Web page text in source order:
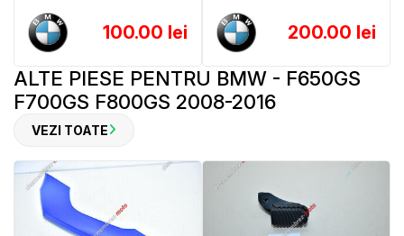
100.00 lei 200.00 lei
ALTE PIESE PENTRU BMW - F650GS
F700GS F800GS 2008-2016
VEZI TOATE